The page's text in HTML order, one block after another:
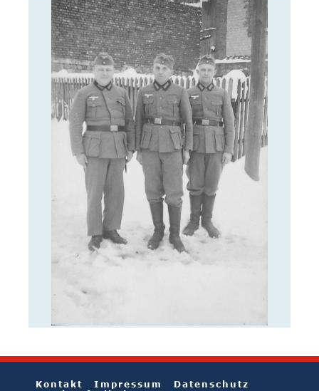
Kontakt Impressum
Datenschutz